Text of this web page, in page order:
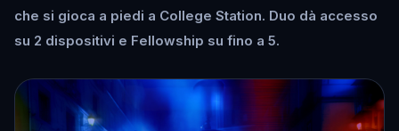
che si gioca a piedi a College Station. Duo dà accesso
su 2 dispositivi e Fellowship su fino a 5.